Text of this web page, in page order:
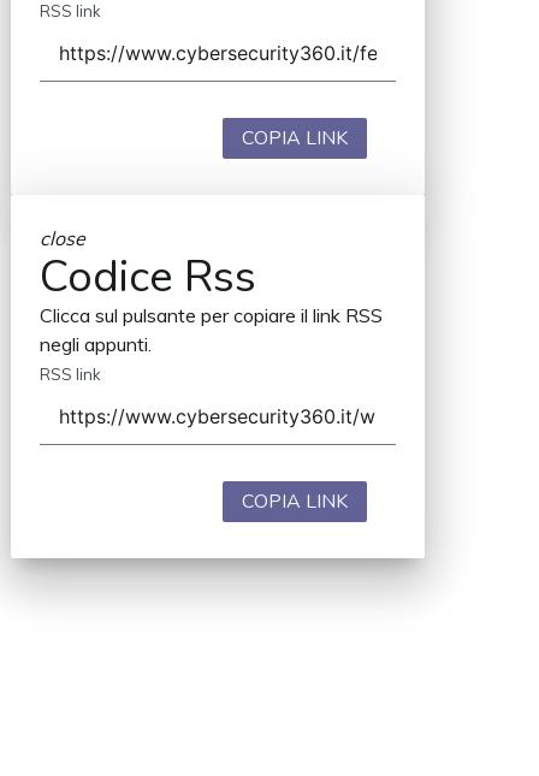
RSS link
COPIA LINK
close
Codice Rss
Clicca sul pulsante per copiare il link RSS
negli appunti.
RSS link
COPIA LINK